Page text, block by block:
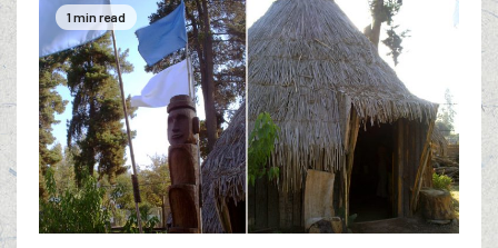
1 min read